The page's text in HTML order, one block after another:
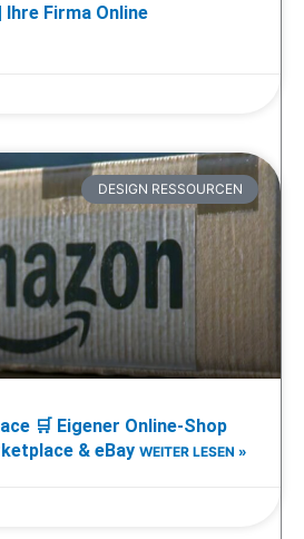
Firma Online
DESIGN RESSOURCEN
🛒 Eigener Online-Shop
& eBay WEITER LESEN »